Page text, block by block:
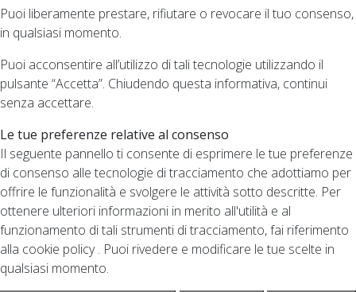
Puoi liberamente prestare, rifiutare o revocare il tuo consenso,
in qualsiasi momento.
Puoi acconsentire all’utilizzo di tali tecnologie utilizzando il
pulsante “Accetta”. Chiudendo questa informativa, continui
senza accettare.
Le tue preferenze relative al consenso
Il seguente pannello ti consente di esprimere le tue preferenze
di consenso alle tecnologie di tracciamento che adottiamo per
offrire le funzionalità e svolgere le attività sotto descritte. Per
ottenere ulteriori informazioni in merito all'utilità e al
funzionamento di tali strumenti di tracciamento, fai riferimento
alla cookie policy . Puoi rivedere e modificare le tue scelte in
qualsiasi momento.